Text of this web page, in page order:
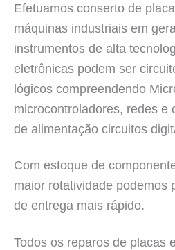
Efetuamos conserto de
máquinas industriais em
instrumentos de alta
eletrônicas podem ser
lógicos compreendendo
microcontroladores, redes e
de alimentação circuitos
Com estoque de
maior rotatividade podemos
de entrega mais rápido.
Todos os reparos de placas